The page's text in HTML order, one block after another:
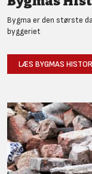
Bygma er den største
byggeriet
LÆS BYGMAS